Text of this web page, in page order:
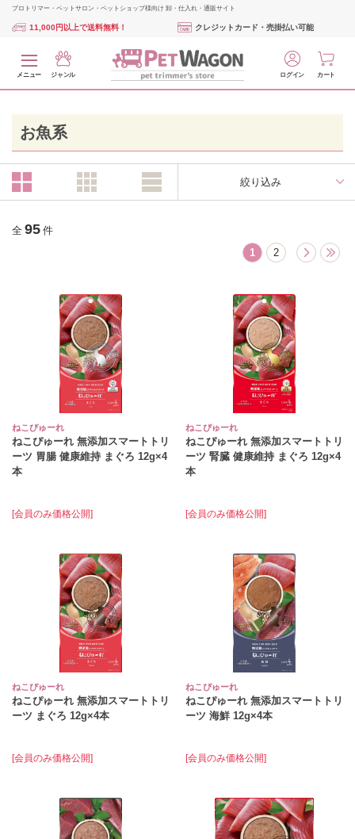
プロトリマー・ペットサロン・ペットショップ様向け 卸・仕入れ・通販サイト
11,000円以上で送料無料！ クレジットカード・売掛払い可能
メニュー ジャンル ログイン カート
お魚系
絞り込み
全 95 件
1
2
ねこぴゅーれ
ねこぴゅーれ 無添加スマートトリ
ーツ 胃腸 健康維持 まぐろ 12g×4
本
[会員のみ価格公開]
ねこぴゅーれ
ねこぴゅーれ 無添加スマートトリ
ーツ 腎臓 健康維持 まぐろ 12g×4
本
[会員のみ価格公開]
ねこぴゅーれ
ねこぴゅーれ 無添加スマートトリ
ーツ まぐろ 12g×4本
[会員のみ価格公開]
ねこぴゅーれ
ねこぴゅーれ 無添加スマートトリ
ーツ 海鮮 12g×4本
[会員のみ価格公開]